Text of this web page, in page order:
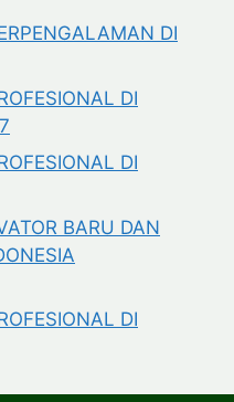
DI
DI
DI
BARU DAN
DI